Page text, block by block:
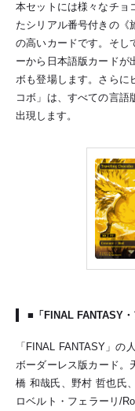
本セットには様々なチョ
たシリアル番号付きの《
の高いカードです。そし
ーから日本語版カードが
ボも登場します。さらに
コボ」は、すべての言語
出現します。
■「FINAL FANTASY
「FINAL FANTASY」の
ボーダーレス版カード。
橋 和哉氏、野村 哲也氏
ロベルト・フェラーリ/